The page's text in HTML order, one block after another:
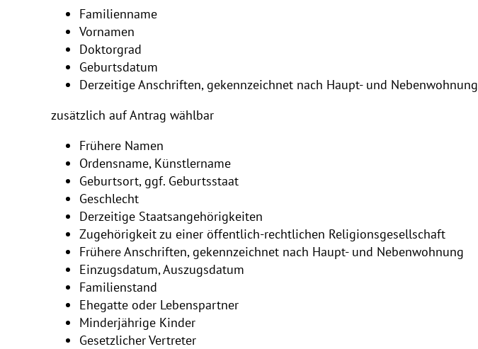
Familienname
Vornamen
Doktorgrad
Geburtsdatum
Derzeitige Anschriften, gekennzeichnet nach Haupt- und Nebenwohnung
zusätzlich auf Antrag wählbar
Frühere Namen
Ordensname, Künstlername
Geburtsort, ggf. Geburtsstaat
Geschlecht
Derzeitige Staatsangehörigkeiten
Zugehörigkeit zu einer öffentlich-rechtlichen Religionsgesellschaft
Frühere Anschriften, gekennzeichnet nach Haupt- und Nebenwohnung
Einzugsdatum, Auszugsdatum
Familienstand
Ehegatte oder Lebenspartner
Minderjährige Kinder
Gesetzlicher Vertreter